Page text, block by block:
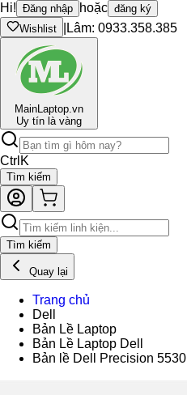
Hi! Đăng nhập hoặc đăng ký
Wishlist
Lâm: 0933.358.385
MainLaptop.vn
Uy tín là vàng
Ctrl K
Tìm kiếm
Tìm kiếm
Quay lại
Trang chủ
Dell
Bản Lề Laptop
Bản Lề Laptop Dell
Bản lề Dell Precision 5530